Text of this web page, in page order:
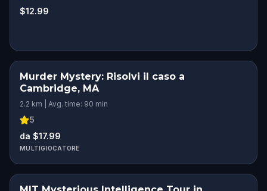
$12.99
Murder Mystery: Risolvi il caso a
Cambridge, MA
2.2 km | Avg. time: 90 min
5
da $17.99
MULTIGIOCATORE